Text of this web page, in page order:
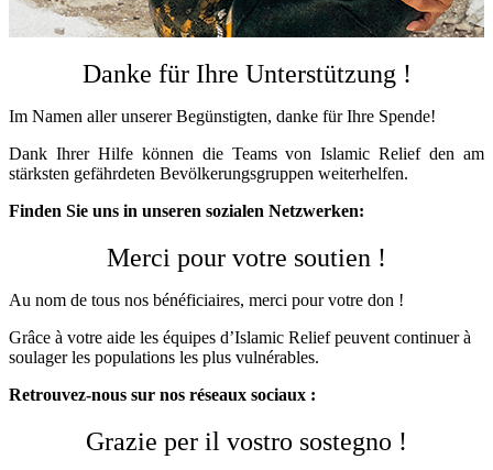
Danke für Ihre Unterstützung !
Im Namen aller unserer Begünstigten, danke für Ihre Spende!
Dank Ihrer Hilfe können die Teams von Islamic Relief den am
stärksten gefährdeten Bevölkerungsgruppen weiterhelfen.
Finden Sie uns in unseren sozialen Netzwerken:
Merci pour votre soutien !
Au nom de tous nos bénéficiaires, merci pour votre don !
Grâce à votre aide les équipes d’Islamic Relief peuvent continuer à
soulager les populations les plus vulnérables.
Retrouvez-nous sur nos réseaux sociaux :
Grazie per il vostro sostegno !